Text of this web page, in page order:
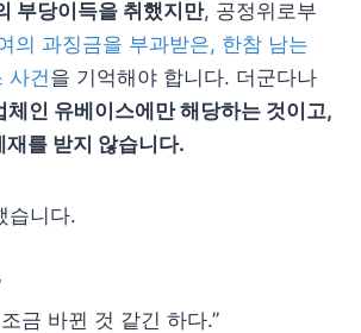
부당이득을 취했지만, 공정위로부
의 과징금을 부과받은, 한참 남는
사건을 기억해야 합니다. 더군다나
체인 유베이스에만 해당하는 것이고,
재를 받지 않습니다.
습니다.
금 바뀐 것 같긴 하다.”